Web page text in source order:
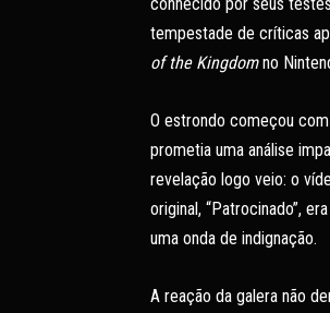
tempestade de críticas
of the Kingdomno
O estrondo começou
prometia uma análise
revelação logo veio: o
original, “Patrocinado”,
uma onda de indignação.
A reação da galera não